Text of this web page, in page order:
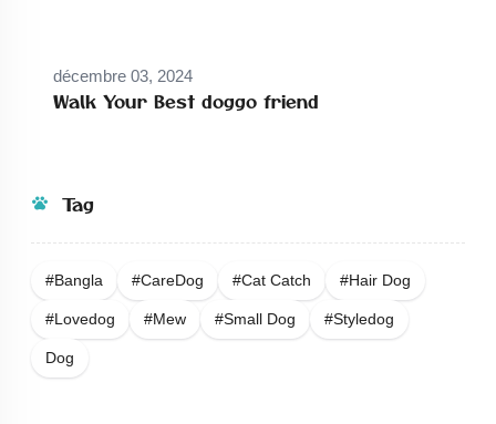
décembre 03, 2024
Walk Your Best doggo friend
Tag
#bangla #careDog #Cat Catch #Hair Dog
#Lovedog #Mew #Small Dog #Styledog
Dog